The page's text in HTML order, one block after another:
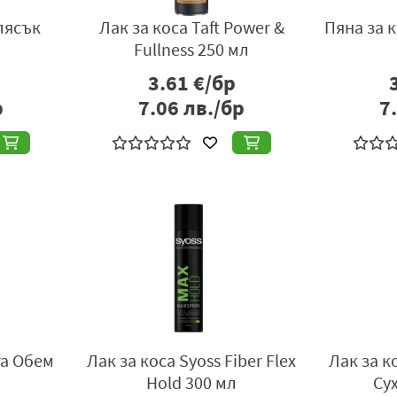
Лак за коса Taft Power &
Fullness 250 мл
3.61€/бр
7.06лв./бр
Пяна за
Обем
Лак за коса Syoss Fiber Flex
Hold 300 мл
Лак за